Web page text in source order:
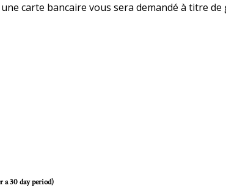
carte bancaire vous sera demandé à titre
a 30 day period)